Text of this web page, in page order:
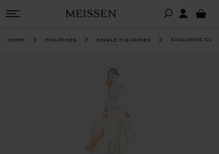
home figurines single figurines exclusive